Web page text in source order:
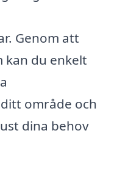
Genom att
kan du enkelt
område och
dina behov